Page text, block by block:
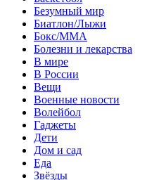
Безумный мир
Биатлон/Лыжи
Бокс/MMA
Болезни и лекарства
В мире
В России
Вещи
Военные новости
Волейбол
Гаджеты
Дети
Дом и сад
Еда
Звёзды